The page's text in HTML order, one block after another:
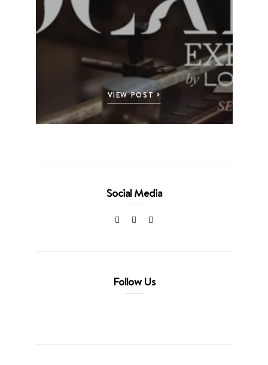
VIEW POST
Social Media
Follow Us